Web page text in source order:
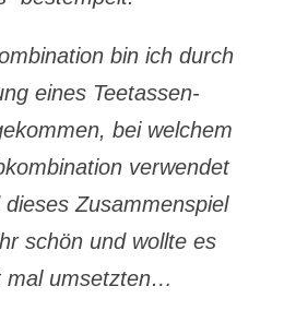
bin ich durch
eines Teetassen-
bei welchem
verwendet
Zusammenspiel
schön und wollte es
mal umsetzten…